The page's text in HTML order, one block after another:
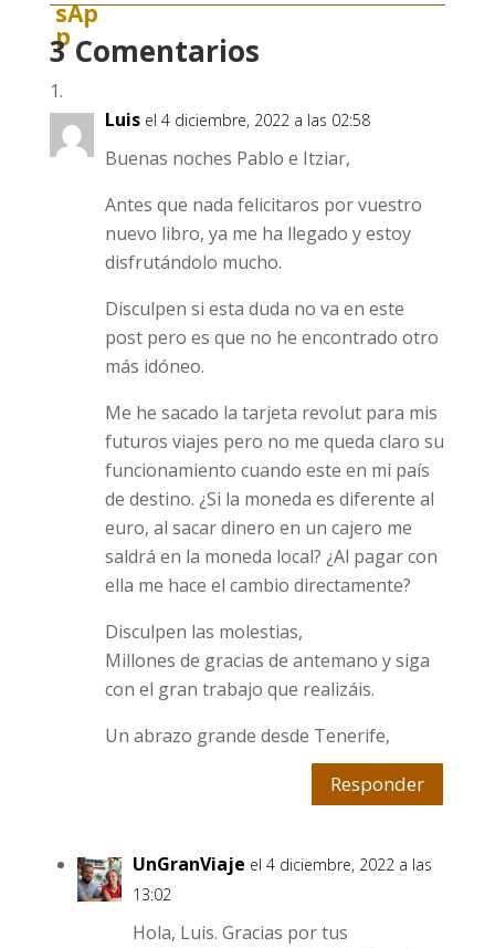
3 Comentarios
Luis el 4 diciembre, 2022 a las 02:58
Buenas noches Pablo e Itziar,
Antes que nada felicitaros por vuestro
nuevo libro, ya me ha llegado y estoy
disfrutándolo mucho.
Disculpen si esta duda no va en este
post pero es que no he encontrado otro
más idóneo.
Me he sacado la tarjeta revolut para mis
futuros viajes pero no me queda claro su
funcionamiento cuando este en mi país
de destino. ¿Si la moneda es diferente al
euro, al sacar dinero en un cajero me
saldrá en la moneda local? ¿Al pagar con
ella me hace el cambio directamente?
Disculpen las molestias,
Millones de gracias de antemano y siga
con el gran trabajo que realizáis.
Un abrazo grande desde Tenerife,
Responder
UnGranViaje el 4 diciembre, 2022 a las
13:02
Hola, Luis. Gracias por tus